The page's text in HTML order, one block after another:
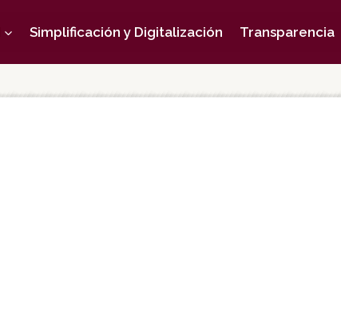
Simplificación y Digitalización Transparencia